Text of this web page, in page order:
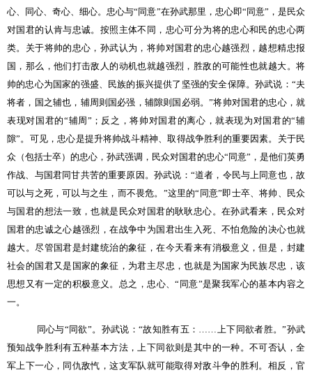
心、同心、奇心、细心。忠心与“同意”在孙武那里，忠心即“同意”，是民众
对国君的认肯与忠诚。按照主体不同，忠心可分为将的忠心和民的忠心两
类。关于将帅的忠心，孙武认为，将帅对国君的忠心越强烈，越想精忠报
国，那么，他们打击敌人的动机也就越强烈，胜敌的可能性也就越大。将
帅的忠心为国家的强盛、民族的振兴提供了坚强的安全保障。孙武说：“夫
将者，国之辅也，辅周则国必强，辅隙则国必弱。”将帅对国君的忠心，就
表现对国君的“辅周”；反之，将帅对国君的离心，就表现为对国君的“辅
隙”。可见，忠心是提升将帅战斗精神、取得战争胜利的重要因素。关于民
众（包括士卒）的忠心，孙武强调，民众对国君的忠心“同意”，是他们英勇
作战、与国君同甘共苦的重要原因。孙武说：“道者，令民与上同意也，故
可以与之死，可以与之生，而不畏危。”这里的“同意”即士卒、将帅、民众
与国君的想法一致，也就是民众对国君的耿耿忠心。在孙武看来，民众对
国君的忠诚之心越强烈，在战争中为国君出生入死、不怕危险的决心也就
越大。尽管国君是封建统治的象征，在今天看来有消极意义，但是，封建
社会的国君又是国家的象征，为君主尽忠，也就是为国家为民族尽忠，该
思想又有一定的积极意义。总之，忠心、“同意”是聚我军心的基本内容之
一。
同心与“同欲”。孙武说：“故知胜有五：……上下同欲者胜。”孙武
预知战争胜利有五种基本方法，上下同欲则是其中的一种。不可否认，全
军上下一心，同仇敌忾，这支军队就可能取得对敌斗争的胜利。相反，官